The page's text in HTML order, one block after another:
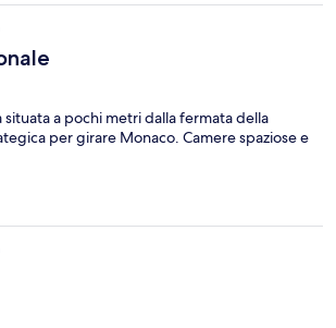
situata a pochi metri dalla fermata della
per girare Monaco. Camere spaziose e